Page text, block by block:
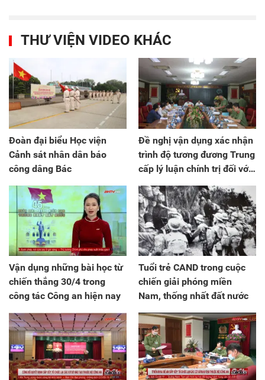
THƯ VIỆN VIDEO KHÁC
Đoàn đại biểu Học viện
Cảnh sát nhân dân báo
công dâng Bác
Đề nghị vận dụng xác nhận
trình độ tương đương Trung
cấp lý luận chính trị đối với
cấp ủy cơ sở
Vận dụng những bài học từ
chiến thắng 30/4 trong
công tác Công an hiện nay
Tuổi trẻ CAND trong cuộc
chiến giải phóng miền
Nam, thống nhất đất nước